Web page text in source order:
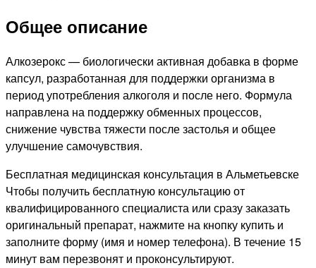
Общее описание
Алкозерокс — биологически активная добавка в форме
капсул, разработанная для поддержки организма в
период употребления алкоголя и после него. Формула
направлена на поддержку обменных процессов,
снижение чувства тяжести после застолья и общее
улучшение самочувствия.
Бесплатная медицинская консультация в Альметьевске
Чтобы получить бесплатную консультацию от
квалифицированного специалиста или сразу заказать
оригинальный препарат, нажмите на кнопку купить и
заполните форму (имя и номер телефона). В течение 15
минут вам перезвонят и проконсультируют.